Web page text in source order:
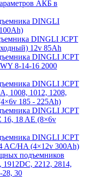
АКБ в
DINGLI
DINGLI JCPT
12v 85Ah
DINGLI JCPT
8-14-16 2000
DINGLI JCPT
1008, 1012, 1208,
185 - 225Ah)
DINGLI JCPT
16, 18 AE (8×6v
DINGLI JCPT
AC/HA (4×12v 300Ah)
подъемников
1912DC, 2212, 2814,
28, 30